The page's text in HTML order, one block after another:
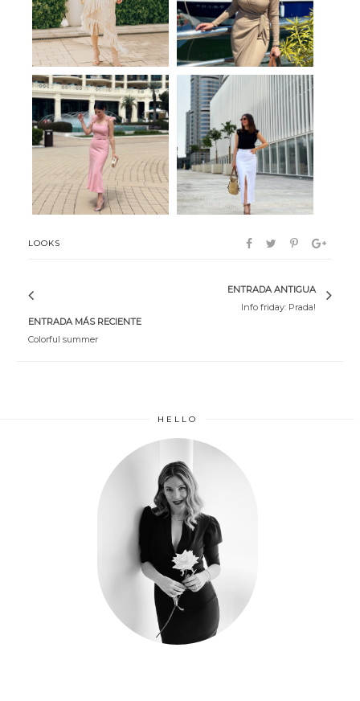
Sweet me Tendencia
LOOKS
ENTRADA MÁS RECIENTE
Colorful summer
ENTRADA ANTIGUA
Info friday: Prada!
HELLO